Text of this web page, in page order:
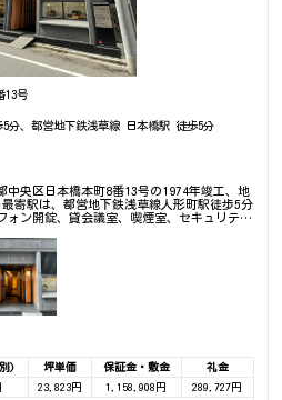
13号
分、都営地下鉄浅草線 日本橋駅 徒歩5分
中央区日本橋本町8番13号の1974年竣工、地
寄駅は、都営地下鉄浅草線人形町駅徒歩5分
ォン開錠、貸会議室、喫煙室、セキュリテ
内覧下さいませ！ その他、事務所、オフィ
軽にご相談下さい。
) 坪単価 保証金・敷金
礼金
23,823円 1,158,908円 289,727円